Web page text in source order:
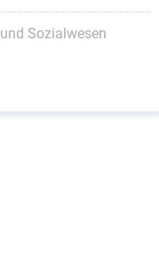
Sozialwesen